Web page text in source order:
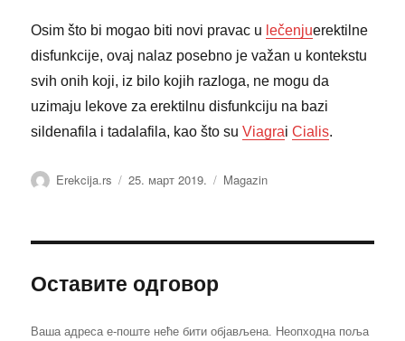
Osim što bi mogao biti novi pravac u lečenjuerektilne
disfunkcije, ovaj nalaz posebno je važan u kontekstu
svih onih koji, iz bilo kojih razloga, ne mogu da
uzimaju lekove za erektilnu disfunkciju na bazi
sildenafila i tadalafila, kao što suViagraiCialis.
Аутор
Erekcija.rs Објављено
25. март 2019. Категорије
Magazin
Оставите одговор
Ваша адреса е-поште неће бити објављена. Неопходна поља